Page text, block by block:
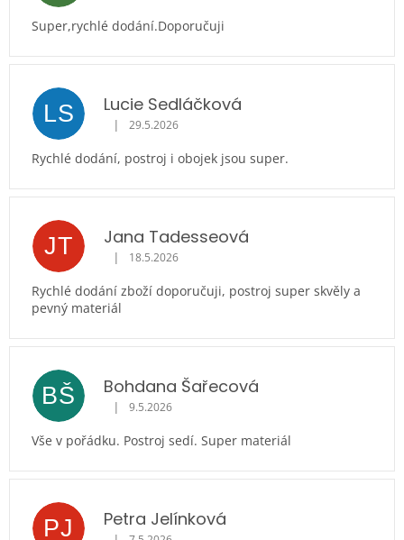
Super,rychlé dodání.Doporučuji
LS Lucie Sedláčková
Hodnocení obchodu je 5 z 5 hvězdiček.
| 29.5.2026
Rychlé dodání, postroj i obojek jsou super.
JT Jana Tadesseová
Hodnocení obchodu je 5 z 5 hvězdiček.
| 18.5.2026
Rychlé dodání zboží doporučuji, postroj super skvěly a
pevný materiál
BŠ Bohdana Šařecová
Hodnocení obchodu je 5 z 5 hvězdiček.
| 9.5.2026
Vše v pořádku. Postroj sedí. Super materiál
PJ Petra Jelínková